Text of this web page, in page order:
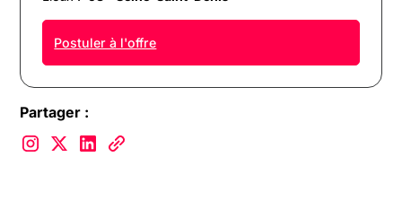
Postuler à l'offre
Partager :